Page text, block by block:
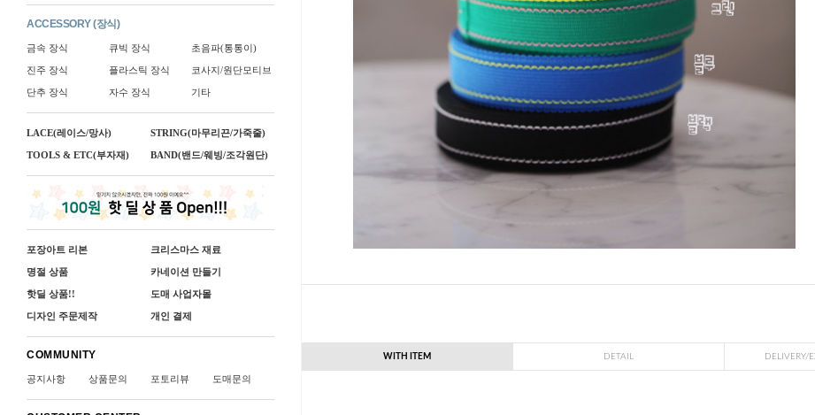
ACCESSORY (장식)
금속 장식 큐빅 장식 초음파(통통이)
진주 장식 플라스틱 장식 코사지/원단모티브
단추 장식 자수 장식 기타
LACE(레이스/망사) STRING(마무리끈/가죽줄)
TOOLS & ETC(부자재) BAND(밴드/웨빙/조각원단)
포장아트 리본 크리스마스 재료
명절 상품 카네이션 만들기
핫딜 상품!! 도매 사업자몰
디자인 주문제작 개인 결제
COMMUNITY
공지사항 상품문의 포토리뷰 도매문의
WITH ITEM DETAIL DELIVERY/